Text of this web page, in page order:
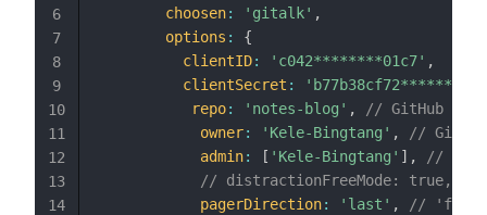
choosen: 'gitalk' ,
options :
{
clientID: 'c042********01c7' ,
clientSecret :
repo: 'notes-blog' ,
// GitHub 仓库
owner: 'Kele-Bingtang' ,
// GitHub
admin: [ 'Kele-Bingtang' ] ,
// 对仓
// distractionFreeMode: true,
pagerDirection: 'last' ,
// 'first'
6
7
8
9
10
11
12
13
14